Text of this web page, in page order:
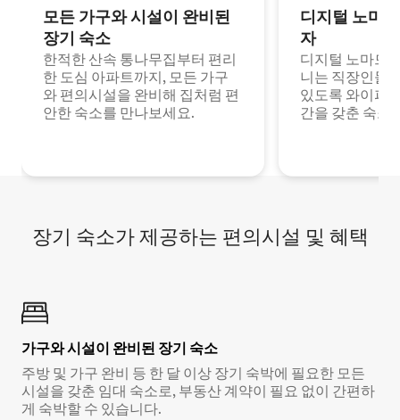
모든 가구와 시설이 완비된
장기 숙소
한적한 산속 통나무집부터 편리
한 도심 아파트까지, 모든 가구
와 편의시설을 완비해 집처럼 편
안한 숙소를 만나보세요.
디지털 노마
자
디지털 노마드
니는 직장인들
있도록 와이파
간을 갖춘 숙소
장기 숙소가 제공하는 편의시설 및 혜택
가구와 시설이 완비된 장기 숙소
주방 및 가구 완비 등 한 달 이상 장기 숙박에 필요한 모든
시설을 갖춘 임대 숙소로, 부동산 계약이 필요 없이 간편하
게 숙박할 수 있습니다.